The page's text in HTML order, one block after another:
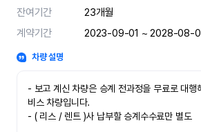
잔여기간
23개월
계약기간
2023-09-01 ~ 2028-08-
차량 설명
- 보고 계신 차량은 승계 전과정을 무료로 대행
비스 차량입니다.
- ( 리스 / 렌트 )사 납부할 승계수수료만 별도